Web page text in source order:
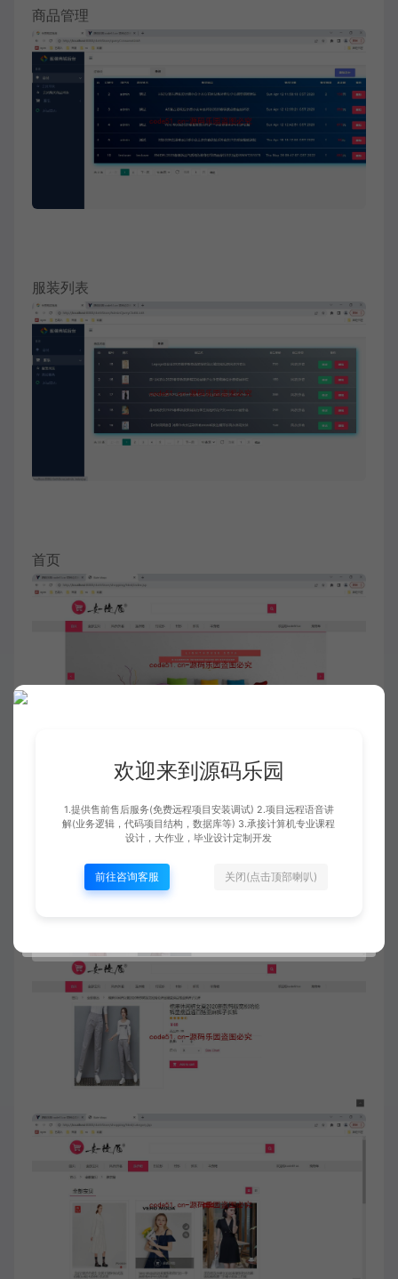
商品管理
服装列表
首页
欢迎来到源码乐园
1.提供售前售后服务(免费远程项目安装调试) 2.项目远程语音讲
解(业务逻辑，代码项目结构，数据库等) 3.承接计算机专业课程
设计，大作业，毕业设计定制开发
前往咨询客服 关闭(点击顶部喇叭)